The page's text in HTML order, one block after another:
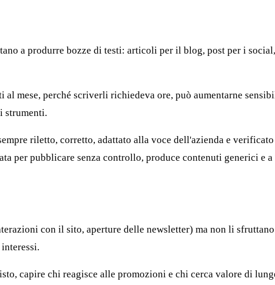
a produrre bozze di testi: articoli per il blog, post per i
mese, perché scriverli richiedeva ore, può aumentarne
strumenti.
riletto, corretto, adattato alla voce dell'azienda e
per pubblicare senza controllo, produce contenuti generici e
con il sito, aperture delle newsletter) ma non li
capire chi reagisce alle promozioni e chi cerca valore di